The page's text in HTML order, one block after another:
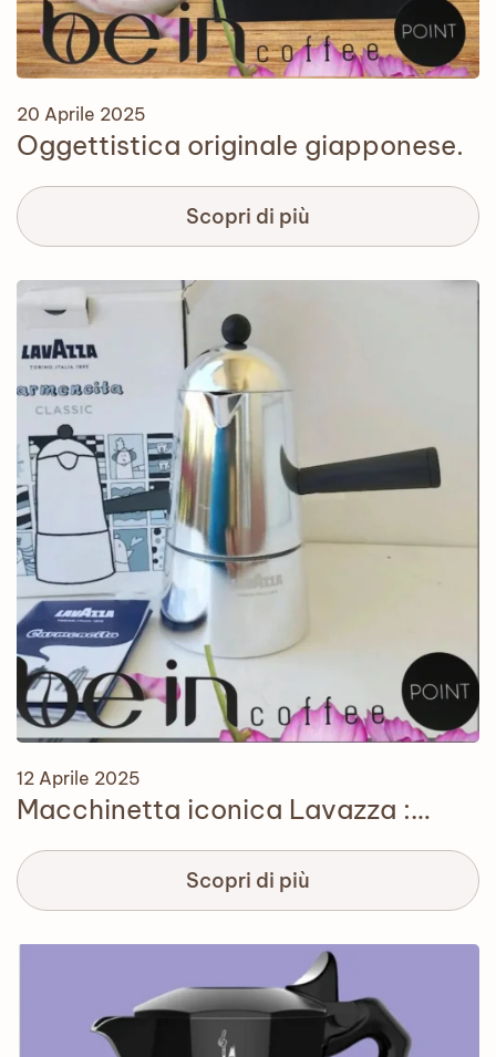
20 Aprile 2025
Oggettistica originale giapponese.
Scopri di più
12 Aprile 2025
Macchinetta iconica Lavazza :…
Scopri di più